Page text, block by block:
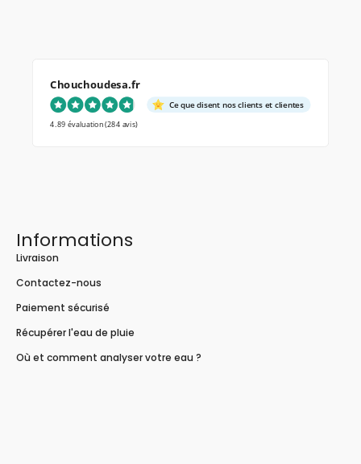
Chouchoudesa.fr
Ce que disent nos clients et clientes
4.89 évaluation(284 avis)
Informations
Livraison
Contactez-nous
Paiement sécurisé
Récupérer l'eau de pluie
Où et comment analyser votre eau ?